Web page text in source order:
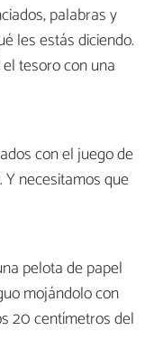
palabras y
les estás diciendo.
tesoro con una
con el juego de
necesitamos que
pelota de papel
mojándolo con
20 centímetros del